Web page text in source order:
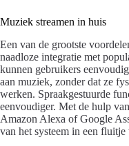
Muziek streamen in huis
Een van de grootste
naadloze integratie met
kunnen gebruikers
aan muziek, zonder dat ze
werken. Spraakgestuurde
eenvoudiger. Met de hulp
Amazon Alexa of Google
van het systeem in een fluitje